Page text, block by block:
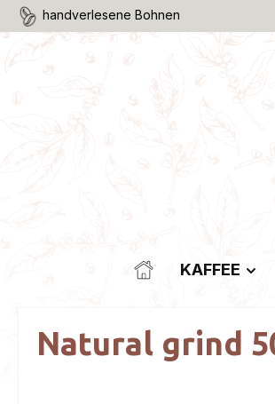
Hauptinhalt springen
Zur Suche springen
Zur Hauptnavigation springen
handverlesene Bohnen
KAFFEE
Natural grind